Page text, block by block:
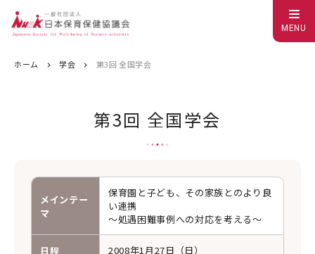
MENU
ホーム 学会 第3回 全国学会
第3回 全国学会
メインテー
マ
保育園と子ども、その家族とのより良
い連携
～処遇困難事例への対応を考える～
日程 2008年1月27日（日）